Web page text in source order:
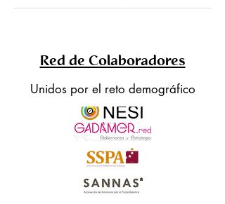
Red de Colaboradores
Unidos por el reto demográfico